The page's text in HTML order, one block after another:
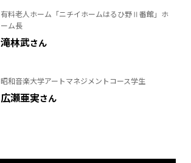
有料老人ホーム「ニチイホームはるひ野Ⅱ番館」ホ
ーム長
滝林武さん
昭和音楽大学アートマネジメントコース学生
広瀬亜実さん